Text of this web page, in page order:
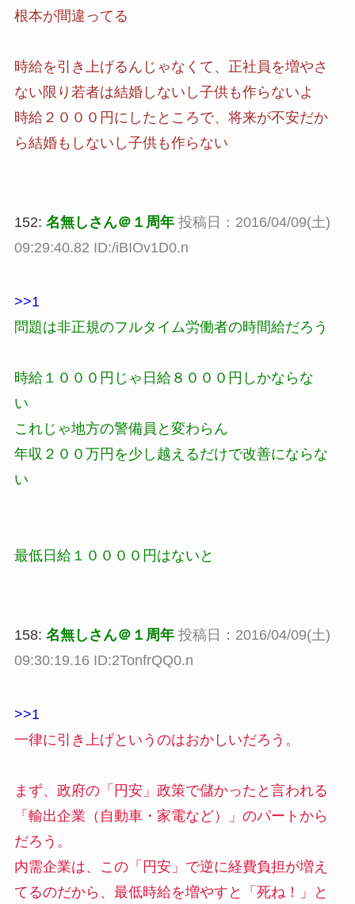
根本が間違ってる
時給を引き上げるんじゃなくて、正社員を増やさ
ない限り若者は結婚しないし子供も作らないよ
時給２０００円にしたところで、将来が不安だか
ら結婚もしないし子供も作らない
152: 名無しさん＠１周年 投稿日：2016/04/09(土)
09:29:40.82 ID:/iBIOv1D0.n
>>1
問題は非正規のフルタイム労働者の時間給だろう
時給１０００円じゃ日給８０００円しかならな
い
これじゃ地方の警備員と変わらん
年収２００万円を少し越えるだけで改善にならな
い
最低日給１００００円はないと
158: 名無しさん＠１周年 投稿日：2016/04/09(土)
09:30:19.16 ID:2TonfrQQ0.n
>>1
一律に引き上げというのはおかしいだろう。
まず、政府の「円安」政策で儲かったと言われる
「輸出企業（自動車・家電など）」のパートから
だろう。
内需企業は、この「円安」で逆に経費負担が増え
てるのだから、最低時給を増やすと「死ね！」と